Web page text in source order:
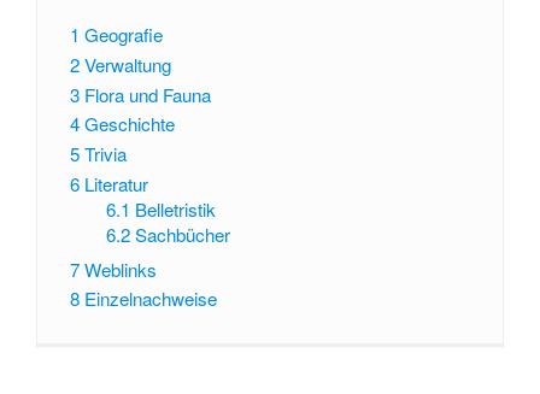
1 Geografie
2Verwaltung
3 Flora und Fauna
4Geschichte
5Trivia
6 Literatur
6.1 Belletristik
6.2 Sachbücher
7Weblinks
8 Einzelnachweise